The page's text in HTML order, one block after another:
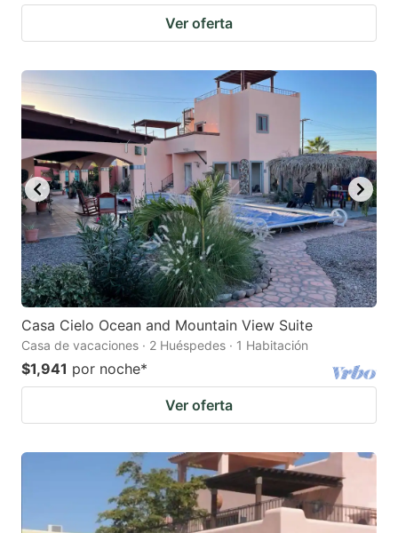
Ver oferta
Casa Cielo Ocean and Mountain View Suite
Casa de vacaciones · 2 Huéspedes · 1 Habitación
$1,941 por noche*
Ver oferta